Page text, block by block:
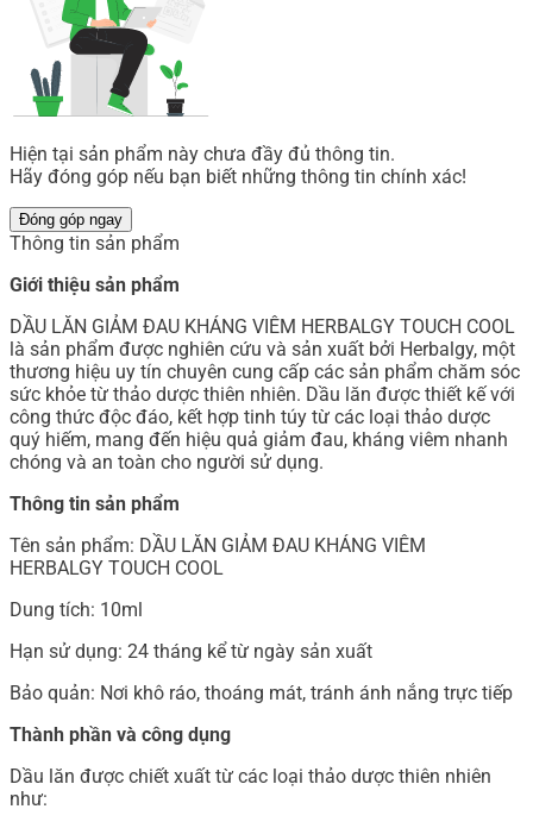
Hiện tại sản phẩm này chưa đầy đủ thông tin.
Hãy đóng góp nếu bạn biết những thông tin chính xác!
Đóng góp ngay
Thông tin sản phẩm
Giới thiệu sản phẩm
DẦU LĂN GIẢM ĐAU KHÁNG VIÊM HERBALGY TOUCH COOL
là sản phẩm được nghiên cứu và sản xuất bởi Herbalgy, một
thương hiệu uy tín chuyên cung cấp các sản phẩm chăm sóc
sức khỏe từ thảo dược thiên nhiên. Dầu lăn được thiết kế với
công thức độc đáo, kết hợp tinh túy từ các loại thảo dược
quý hiếm, mang đến hiệu quả giảm đau, kháng viêm nhanh
chóng và an toàn cho người sử dụng.
Thông tin sản phẩm
Tên sản phẩm: DẦU LĂN GIẢM ĐAU KHÁNG VIÊM
HERBALGY TOUCH COOL
Dung tích: 10ml
Hạn sử dụng: 24 tháng kể từ ngày sản xuất
Bảo quản: Nơi khô ráo, thoáng mát, tránh ánh nắng trực tiếp
Thành phần và công dụng
Dầu lăn được chiết xuất từ các loại thảo dược thiên nhiên
như: